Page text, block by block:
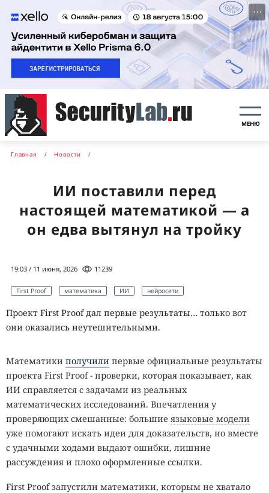
···
МЕНЮ
Главная Новости
ИИ поставили перед
настоящей математикой — а
он едва вытянул на тройку
19:03 / 11 июня, 2026 11239
First Proof математика ИИ нейросети
Проект First Proof дал первые результаты… только вот
они оказались неутешительными.
Математики получили первые официальные результаты
проекта First Proof - проверки, которая показывает, как
ИИ справляется с задачами из реальных
математических исследований. Впечатления у
проверяющих смешанные: большие языковые модели
уже помогают искать идеи для доказательств, но вместе
с удачными ходами выдают ошибки, лишние
рассуждения и плохо оформленные ссылки.
First Proof запустили математики, которым не хватало